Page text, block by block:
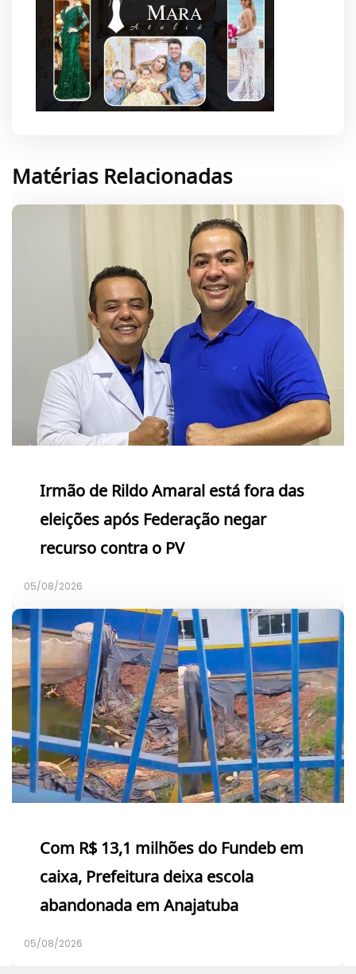
Matérias Relacionadas
Irmão de Rildo Amaral está fora das
eleições após Federação negar
recurso contra o PV
05/08/2026
Com R$ 13,1 milhões do Fundeb em
caixa, Prefeitura deixa escola
abandonada em Anajatuba
05/08/2026